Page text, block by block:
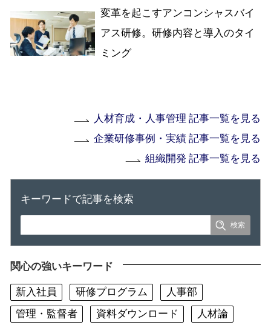
変革を起こすアンコンシャスバイ
アス研修。研修内容と導入のタイ
ミング
人材育成・人事管理 記事一覧を見る
企業研修事例・実績 記事一覧を見る
組織開発 記事一覧を見る
キーワードで記事を検索
関心の強いキーワード
新入社員 研修プログラム
人事部
管理・監督者
資料ダウンロード
人材論